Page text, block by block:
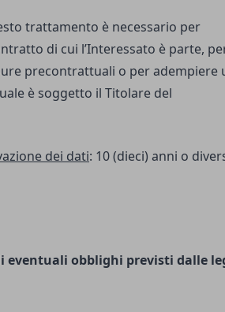
trattamento è necessario per
di cui l’Interessato è parte,
precontrattuali o per adempiere
è soggetto il Titolare del
dei dati: 10 (dieci) anni o
eventuali obblighi previsti dalle